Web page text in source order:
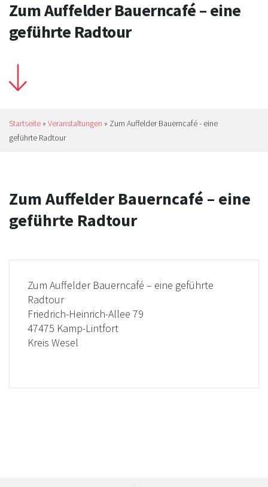
Zum Auffelder Bauerncafé – eine
geführte Radtour
Startseite » Veranstaltungen » Zum Auffelder Bauerncafé - eine
geführte Radtour
Zum Auffelder Bauerncafé – eine
geführte Radtour
Zum Auffelder Bauerncafé – eine geführte
Radtour
Friedrich-Heinrich-Allee 79
47475 Kamp-Lintfort
Kreis Wesel